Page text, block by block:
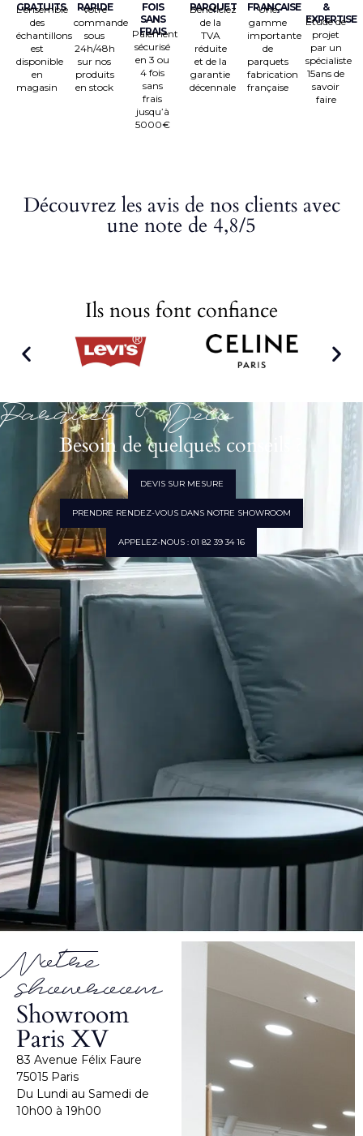
GRATUITS
L’ensemble
des
échantillons
est
disponible
en
magasin
RAPIDE
Votre
commande
sous
24h/48h
sur nos
produits
en stock
FOIS
SANS
FRAIS
Paiement
sécurisé
en 3 ou
4 fois
sans
frais
jusqu’à
5000€
PARQUET
Bénéficiez
de la
TVA
réduite
et de la
garantie
décennale
FRANÇAISE
Une
gamme
importante
de
parquets
fabrication
française
&
EXPERTISE
Étude de
projet
par un
spécialiste
15ans de
savoir
faire
Découvrez les avis de nos clients avec
une note de 4,8/5
Ils nous font confiance
Parquet & Déco
Besoin de quelques conseils ?
DEVIS SUR MESURE
PRENDRE RENDEZ-VOUS DANS NOTRE SHOWROOM
APPELEZ-NOUS : 01 82 39 34 16
Notre
showroom
Showroom
Paris XV
83 Avenue Félix Faure
75015 Paris
Du Lundi au Samedi de
10h00 à 19h00